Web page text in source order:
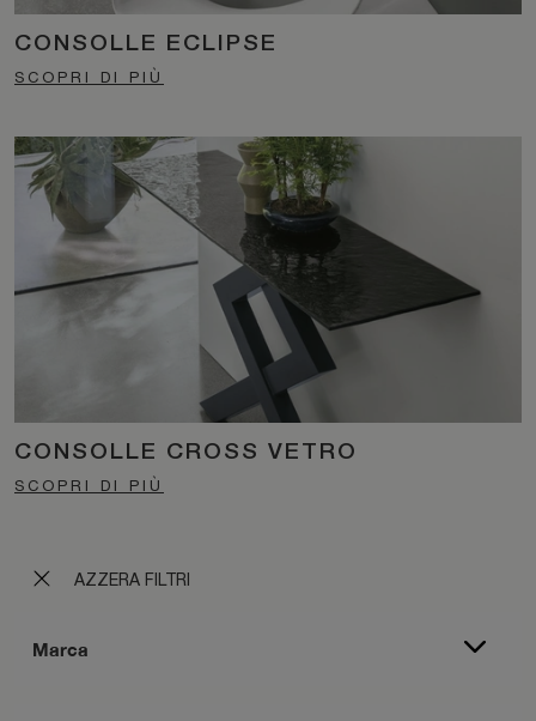
AZZERA FILTRI
Marca
CONSOLLE ECLIPSE
SCOPRI DI PIÙ
CONSOLLE CROSS VETRO
SCOPRI DI PIÙ